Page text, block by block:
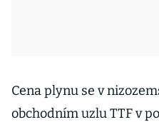
Cena plynu se v
obchodním uzlu TTF v